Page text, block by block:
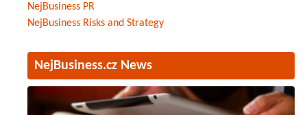
NejBusiness PR
NejBusiness Risks and Strategy
NejBusiness.cz News